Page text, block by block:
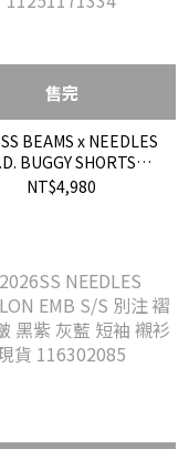
售完
BEAMS x NEEDLES
BUGGY SHORTS
聯名 牛仔 短褲 七分
NT$4,980